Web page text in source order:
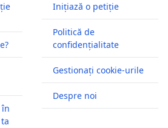
Inițiază o petiție
Politică de
confidențialitate
Gestionați cookie-urile
Despre noi